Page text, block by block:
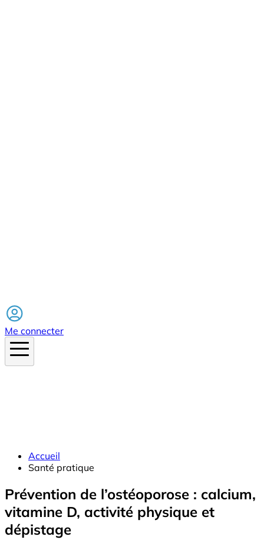
Me connecter
Accueil
Santé pratique
Prévention de l’ostéoporose : calcium,
vitamine D, activité physique et
dépistage